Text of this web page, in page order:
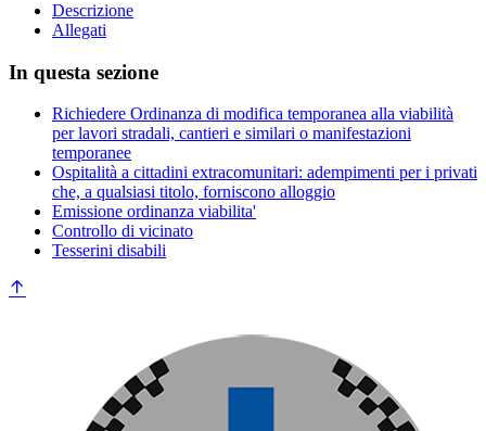
Descrizione
Allegati
In questa sezione
Richiedere Ordinanza di modifica temporanea alla viabilità
per lavori stradali, cantieri e similari o manifestazioni
temporanee
Ospitalità a cittadini extracomunitari: adempimenti per i privati
che, a qualsiasi titolo, forniscono alloggio
Emissione ordinanza viabilita'
Controllo di vicinato
Tesserini disabili